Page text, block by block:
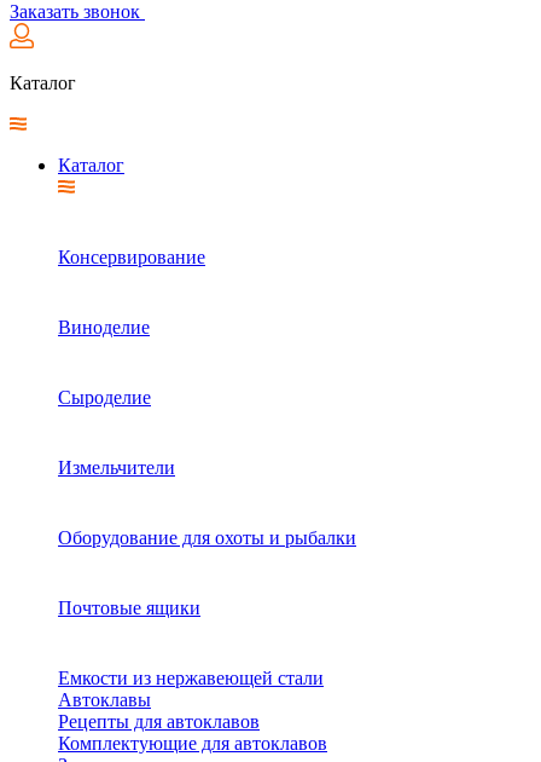
Заказать звонок
Каталог
Каталог
Консервирование
Виноделие
Сыроделие
Измельчители
Оборудование для охоты и рыбалки
Почтовые ящики
Емкости из нержавеющей стали
Автоклавы
Рецепты для автоклавов
Комплектующие для автоклавов